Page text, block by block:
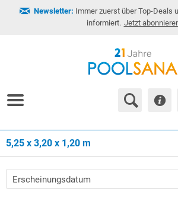
Newsletter: Immer zuerst über Top-Deals
informiert. Jetzt
5,25 x 3,20 x 1,20 m